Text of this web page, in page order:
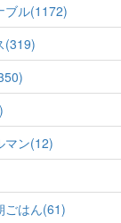
ブル(1172)
(319)
マン(12)
ごはん(61)